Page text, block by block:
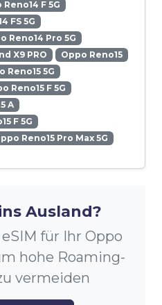
Reno14 F 5G
FS 5G
Reno14 Pro 5G
X9 PRO
Oppo Reno15
Reno15 5G
Reno15 F 5G
A
F 5G
Reno15 Pro Max 5G
Ausland?
für Ihr Oppo
hohe Roaming-
vermeiden